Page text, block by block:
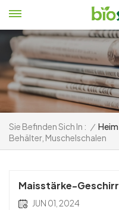
Sie Befinden Sich In : / Heim
Behälter, Muschelschalen
Maisstärke-Geschirr
JUN 01, 2024